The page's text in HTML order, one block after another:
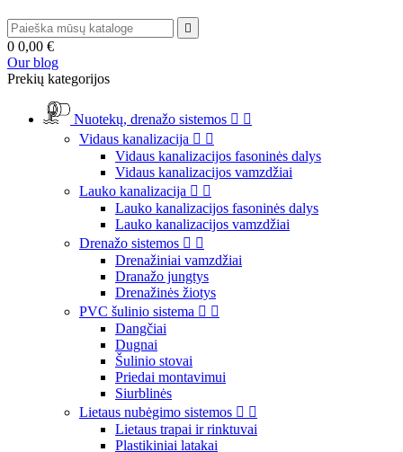

0 0,00 €
Our blog
Prekių kategorijos
Nuotekų, drenažo sistemos  
Vidaus kanalizacija  
Vidaus kanalizacijos fasoninės dalys
Vidaus kanalizacijos vamzdžiai
Lauko kanalizacija  
Lauko kanalizacijos fasoninės dalys
Lauko kanalizacijos vamzdžiai
Drenažo sistemos  
Drenažiniai vamzdžiai
Dranažo jungtys
Drenažinės žiotys
PVC šulinio sistema  
Dangčiai
Dugnai
Šulinio stovai
Priedai montavimui
Siurblinės
Lietaus nubėgimo sistemos  
Lietaus trapai ir rinktuvai
Plastikiniai latakai